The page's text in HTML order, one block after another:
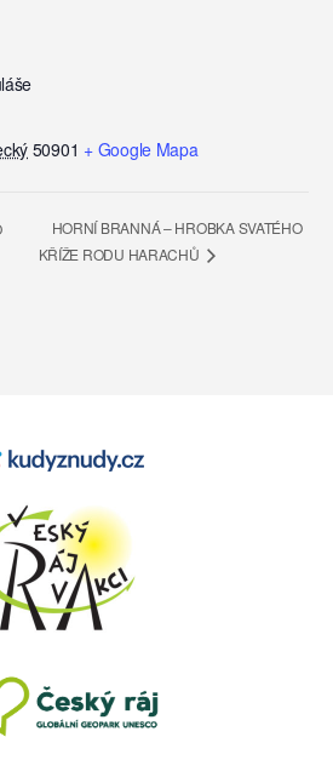
50901 + Google Mapa
HORNÍ BRANNÁ – HROBKA SVATÉHO
KŘÍŽE RODU HARACHŮ